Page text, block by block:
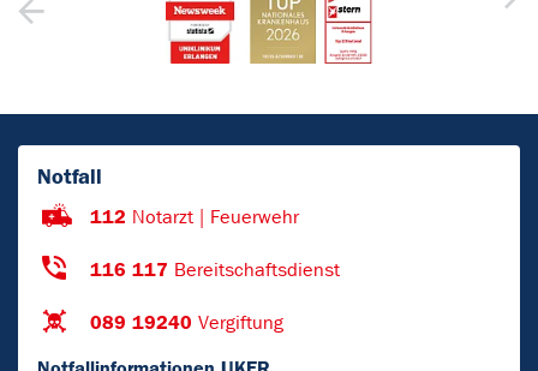
Notfall
112 Notarzt | Feuerwehr
116 117 Bereitschaftsdienst
089 19240 Vergiftung